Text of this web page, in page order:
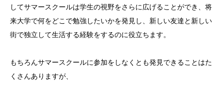
してサマースクールは学生の視野をさらに広げることができ、将
来大学で何をどこで勉強したいかを発見し、新しい友達と新しい
街で独立して生活する経験をするのに役立ちます。
もちろんサマースクールに参加をしなくとも発見できることはた
くさんありますが、